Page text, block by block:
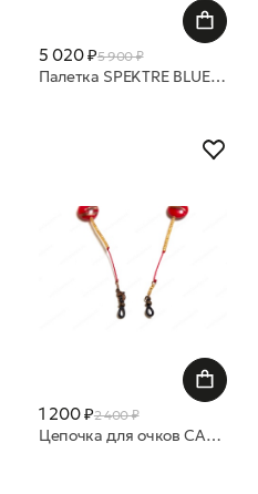
5 020 ₽5 900 ₽
Палетка SPEKTRE BLUE BOX
1 200 ₽2 400 ₽
Цепочка для очков CAROLINE ABRAM